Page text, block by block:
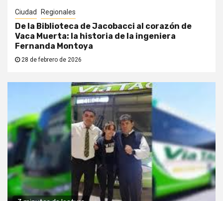
Ciudad Regionales
De la Biblioteca de Jacobacci al corazón de
Vaca Muerta: la historia de la ingeniera
Fernanda Montoya
28 de febrero de 2026